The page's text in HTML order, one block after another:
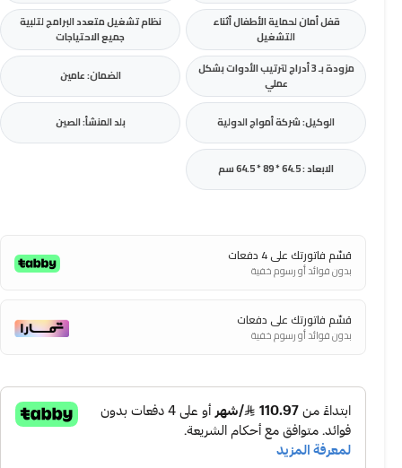
قفل أمان لحماية الأطفال أثناء
التشغيل
نظام تشغيل متعدد البرامج لتلبية
جميع الاحتياجات
مزودة بـ 3 أدراج لترتيب الأدوات بشكل
عملي
الضمان: عامين
الوكيل: شركة أمواج الدولية بلد المنشأ: الصين
الابعاد : 64.5 * 89 * 64.5 سم
قسّم فاتورتك على 4 دفعات
بدون فوائد أو رسوم خفية
قسّم فاتورتك على دفعات
بدون فوائد أو رسوم خفية